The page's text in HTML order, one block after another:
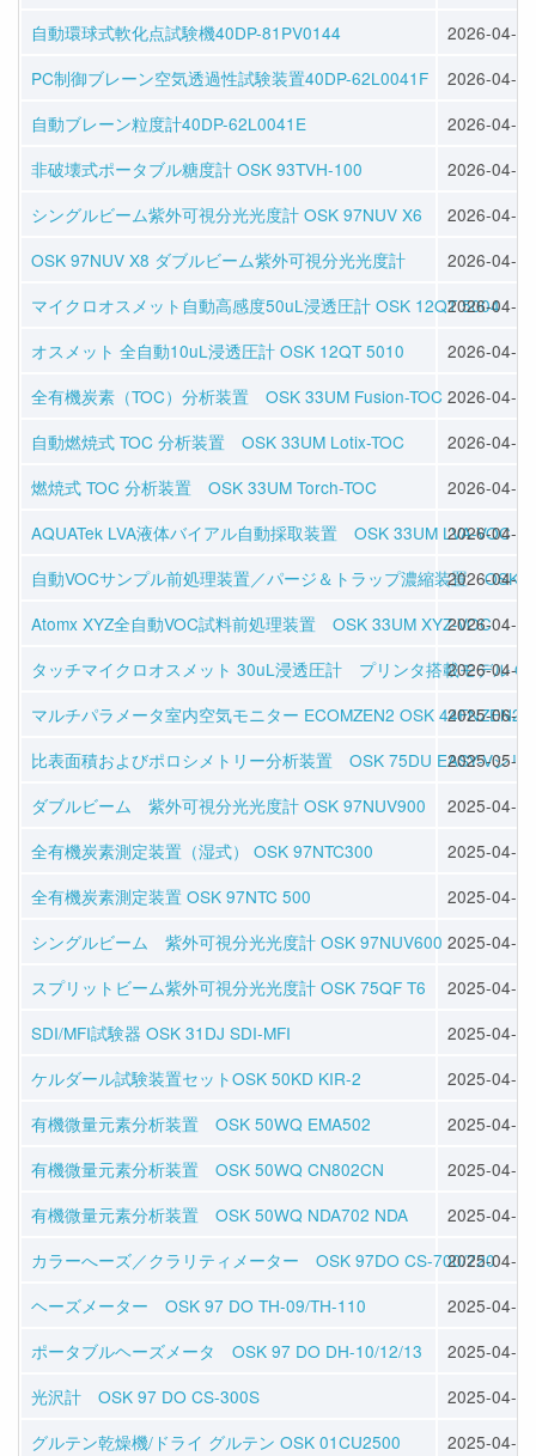
自動環球式軟化点試験機40DP-81PV0144
2026-04-28
PC制御ブレーン空気透過性試験装置40DP-62L0041F
2026-04-28
自動ブレーン粒度計40DP-62L0041E
2026-04-28
非破壊式ポータブル糖度計 OSK 93TVH-100
2026-04-22
シングルビーム紫外可視分光光度計 OSK 97NUV X6
2026-04-20
OSK 97NUV X8 ダブルビーム紫外可視分光光度計
2026-04-20
マイクロオスメット自動高感度50uL浸透圧計 OSK 12QT 5004
2026-04-17
オスメット 全自動10uL浸透圧計 OSK 12QT 5010
2026-04-17
全有機炭素（TOC）分析装置 OSK 33UM Fusion-TOC 2026-04-16
自動燃焼式 TOC 分析装置 OSK 33UM Lotix-TOC
2026-04-16
燃焼式 TOC 分析装置 OSK 33UM Torch-TOC
2026-04-16
AQUATek LVA液体バイアル自動採取装置 OSK 33UM LVA-VOC
2026-04-16
自動VOCサンプル前処理装置／パージ＆トラップ濃縮装置 OSK
2026-04-16
Atomx XYZ全自動VOC試料前処理装置 OSK 33UM XYZ-VOC
2026-04-16
タッチマイクロオスメット 30uL浸透圧計 プリンタ搭載モデル
2026-04-16
マルチパラメータ室内空気モニター ECOMZEN2 OSK 44FNZEN2
2025-06-25
比表面積およびポロシメトリー分析装置 OSK 75DU EASY-Vシリ
2025-05-28
ダブルビーム 紫外可視分光光度計 OSK 97NUV900
2025-04-30
全有機炭素測定装置（湿式） OSK 97NTC300
2025-04-30
全有機炭素測定装置 OSK 97NTC 500
2025-04-30
シングルビーム 紫外可視分光光度計 OSK 97NUV600 2025-04-24
スプリットビーム紫外可視分光光度計 OSK 75QF T6
2025-04-24
SDI/MFI試験器 OSK 31DJ SDI-MFI
2025-04-11
ケルダール試験装置セットOSK 50KD KIR-2
2025-04-11
有機微量元素分析装置 OSK 50WQ EMA502
2025-04-11
有機微量元素分析装置 OSK 50WQ CN802CN
2025-04-11
有機微量元素分析装置 OSK 50WQ NDA702 NDA
2025-04-11
カラーへーズ／クラリティメーター OSK 97DO CS-700/720
2025-04-11
ヘーズメーター OSK 97 DO TH-09/TH-110
2025-04-11
ポータブルヘーズメータ OSK 97 DO DH-10/12/13
2025-04-11
光沢計 OSK 97 DO CS-300S
2025-04-11
グルテン乾燥機/ドライ グルテン OSK 01CU2500
2025-04-09